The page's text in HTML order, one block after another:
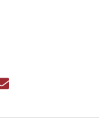
Share